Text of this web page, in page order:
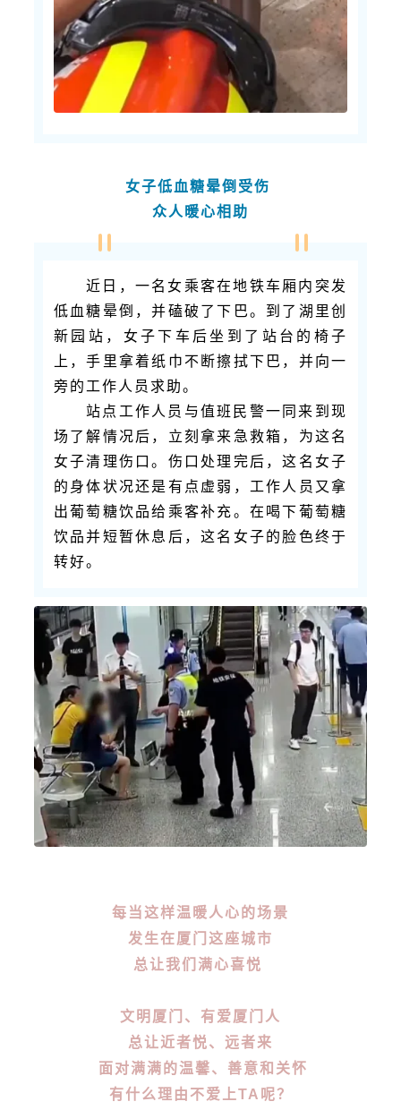
女子低血糖晕倒受伤
众人暖心相助
近日，一名女乘客在地铁车厢内突发
低血糖晕倒，并磕破了下巴。到了湖里创
新园站，女子下车后坐到了站台的椅子
上，手里拿着纸巾不断擦拭下巴，并向一
旁的工作人员求助。
站点工作人员与值班民警一同来到现
场了解情况后，立刻拿来急救箱，为这名
女子清理伤口。伤口处理完后，这名女子
的身体状况还是有点虚弱，工作人员又拿
出葡萄糖饮品给乘客补充。在喝下葡萄糖
饮品并短暂休息后，这名女子的脸色终于
转好。
每当这样温暖人心的场景
发生在厦门这座城市
总让我们满心喜悦
文明厦门、有爱厦门人
总让近者悦、远者来
面对满满的温馨、善意和关怀
有什么理由不爱上TA呢？